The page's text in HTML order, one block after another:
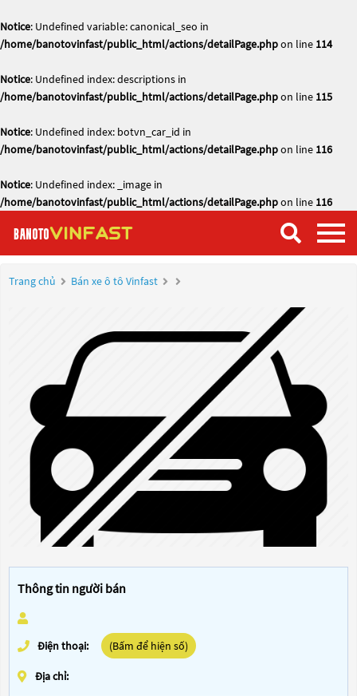
Notice: Undefined variable: canonical_seo in
/home/banotovinfast/public_html/actions/detailPage.phpon line 114
Notice: Undefined index: descriptions in
/home/banotovinfast/public_html/actions/detailPage.phpon line 115
Notice: Undefined index: botvn_car_id in
/home/banotovinfast/public_html/actions/detailPage.phpon line 116
Notice: Undefined index: _image in
/home/banotovinfast/public_html/actions/detailPage.phpon line 116
Trang chủ Bán xe ô tô Vinfast
Thông tin người bán
Điện thoại: (Bấm để hiện số)
Địa chỉ: